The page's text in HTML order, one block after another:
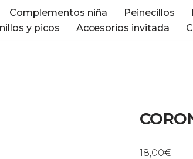
Complementos niña Peinecillos
y picos
Accesorios invitada
18,00€